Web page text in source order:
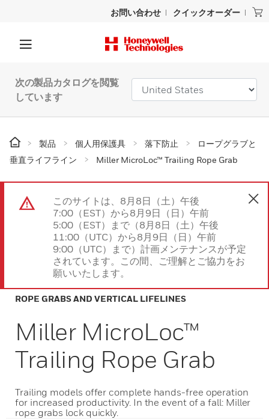
お問い合わせ クイックオーダー
次の製品カタログを閲覧
しています
製品 個人用保護具 落下防止
ロープグラブと
垂直ライフライン
Miller MicroLoc™ Trailing Rope Grab
このサイトは、8月8日（土）午後
7:00（EST）から8月9日（日）午前
5:00（EST）まで（8月8日（土）午後
11:00（UTC）から8月9日（日）午前
9:00（UTC）まで）計画メンテナンスが予定
されています。この間、ご理解とご協力をお
願いいたします。
ROPE GRABS AND VERTICAL LIFELINES
Miller MicroLoc™
Trailing Rope Grab
Trailing models offer complete hands-free operation
for increased productivity. In the event of a fall: Miller
rope grabs lock quickly.